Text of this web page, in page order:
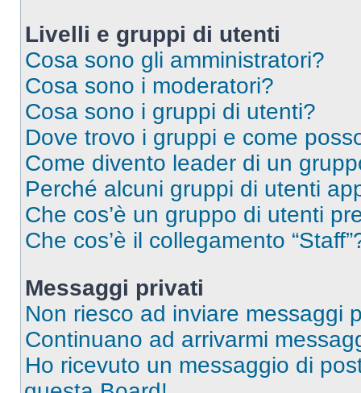
Livelli e gruppi di utenti
Cosa sono gli amministratori?
Cosa sono i moderatori?
Cosa sono i gruppi di utenti?
Dove trovo i gruppi e come
Come divento leader di un
Perché alcuni gruppi di utenti
Che cos’è un gruppo di utenti
Che cos’è il collegamento
Messaggi privati
Non riesco ad inviare messaggi
Continuano ad arrivarmi
Ho ricevuto un messaggio di